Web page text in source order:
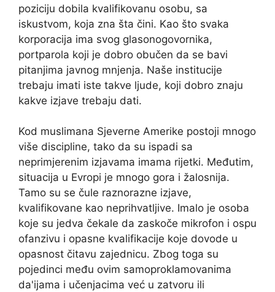
poziciju dobila kvalifikovanu osobu, sa
iskustvom, koja zna šta čini. Kao što svaka
korporacija ima svog glasonogovornika,
portparola koji je dobro obučen da se bavi
pitanjima javnog mnjenja. Naše institucije
trebaju imati iste takve ljude, koji dobro znaju
kakve izjave trebaju dati.
Kod muslimana Sjeverne Amerike postoji mnogo
više discipline, tako da su ispadi sa
neprimjerenim izjavama imama rijetki. Međutim,
situacija u Evropi je mnogo gora i žalosnija.
Tamo su se čule raznorazne izjave,
kvalifikovane kao neprihvatljive. Imalo je osoba
koje su jedva čekale da zaskoče mikrofon i ospu
ofanzivu i opasne kvalifikacije koje dovode u
opasnost čitavu zajednicu. Zbog toga su
pojedinci među ovim samoproklamovanima
da'ijama i učenjacima već u zatvoru ili